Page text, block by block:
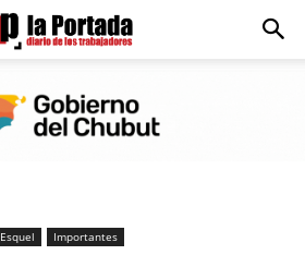
Esquel Importantes